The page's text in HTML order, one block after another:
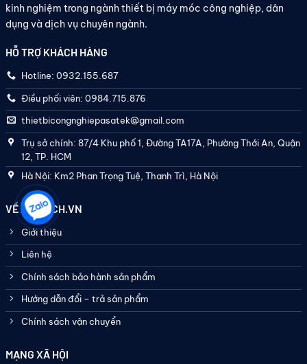
kinh nghiệm trong ngành thiết bị máy móc công nghiệp, dân
dụng và dịch vụ chuyên ngành.
HỖ TRỢ KHÁCH HÀNG
Hotline: 0932.155.687
Điều phối viên: 0984.715.876
thietbicongnghiepasatek@gmail.com
Trụ sở chính: 87/4 Khu phố 1, Đường TA17A, Phường Thới An, Quận
12, TP. HCM
Hà Nội: Km2 Phan Trọng Tuệ, Thanh Trì, Hà Nội
VỀ ASATECH.VN
Giới thiệu
Liên hệ
Chính sách bảo hành sản phẩm
Hướng dẫn đổi – trả sản phẩm
Chính sách vận chuyển
MẠNG XÃ HỘI